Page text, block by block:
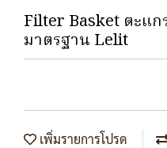
Filter Basket ตะแก
มาตรฐาน Lelit
เพิ่มรายการโปรด